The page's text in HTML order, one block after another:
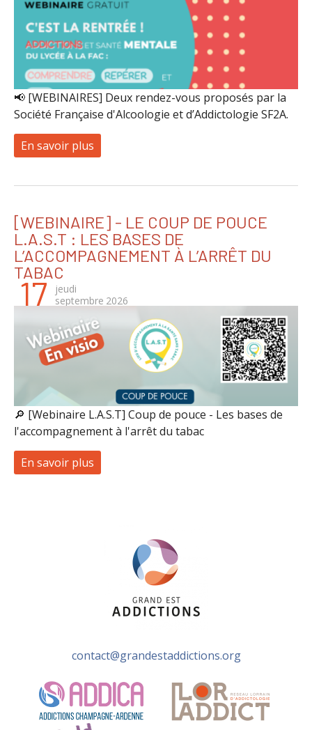
📢 [WEBINAIRES] Deux rendez-vous proposés par la
Société Française d'Alcoologie et d’Addictologie SF2A.
En savoir plus
[WEBINAIRE] - LE COUP DE POUCE
L.A.S.T : LES BASES DE
L’ACCOMPAGNEMENT À L’ARRÊT DU
TABAC
🔎 [Webinaire L.A.S.T] Coup de pouce - Les bases de
l'accompagnement à l'arrêt du tabac
En savoir plus
jeudi
17 septembre 2026
contact@grandestaddictions.org